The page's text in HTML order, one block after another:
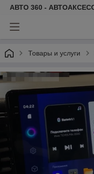
АВТО 360 -
Товары и услуги